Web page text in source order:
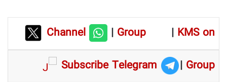
Channel |Group | KMS on
Subscribe Telegram
| Group